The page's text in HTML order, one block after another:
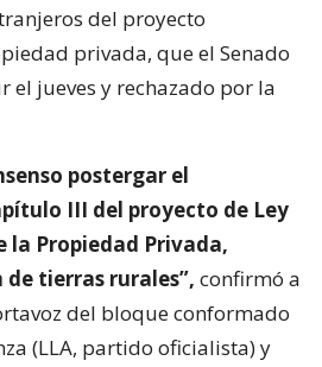
del proyecto
privada, que el Senado
el jueves y rechazado por la
postergar el
III del proyecto de Ley
la Propiedad Privada,
tierras rurales”, confirmó a
del bloque conformado
(LLA, partido oficialista) y